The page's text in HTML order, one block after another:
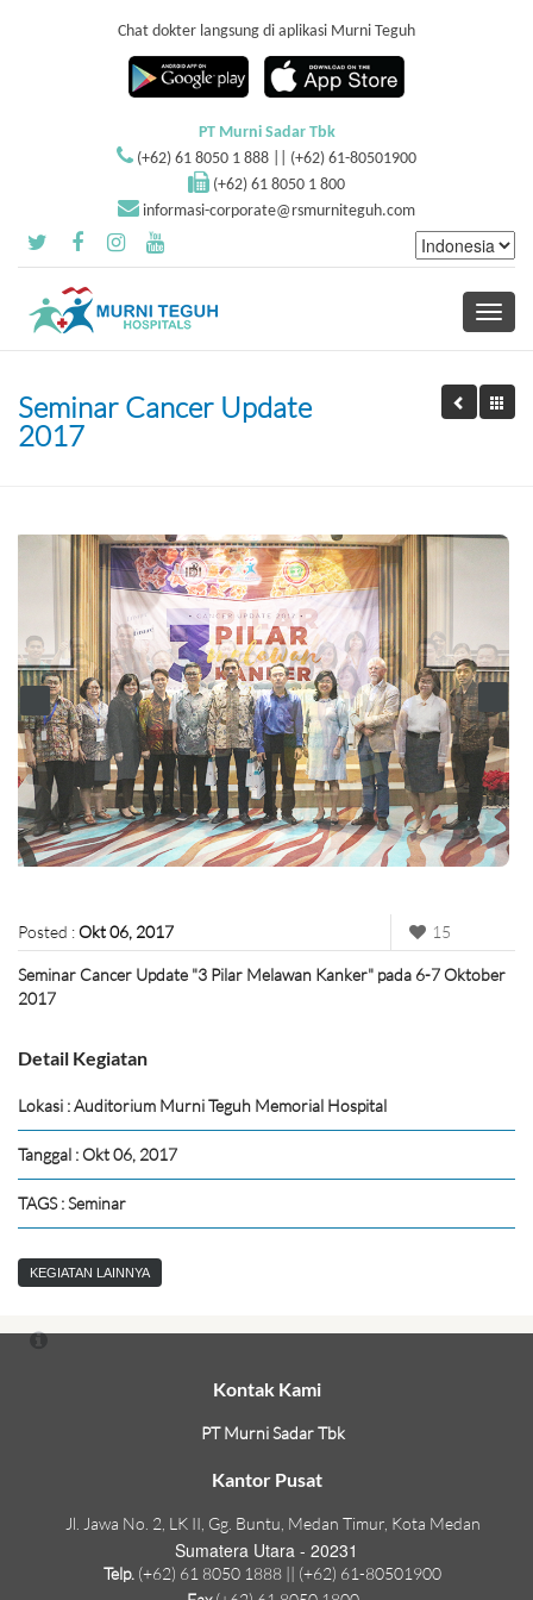
Chat dokter langsung di aplikasi Murni Teguh
PT Murni Sadar Tbk
(+62) 61 8050 1 888 || (+62) 61-80501900
(+62) 61 8050 1 800
informasi-corporate@rsmurniteguh.com
Toggle
Seminar Cancer Update
2017
Posted :Okt 06, 2017 15
Seminar Cancer Update "3 Pilar Melawan Kanker" pada 6-7 Oktober
2017
Detail Kegiatan
Lokasi : Auditorium Murni Teguh Memorial Hospital
Tanggal : Okt 06, 2017
TAGS : Seminar
KEGIATAN LAINNYA
Kontak Kami
PT Murni Sadar Tbk
Kantor Pusat
Jl. Jawa No. 2, LK II, Gg. Buntu, Medan Timur, Kota Medan
Sumatera Utara - 20231
Telp. (+62) 61 8050 1888 || (+62) 61-80501900